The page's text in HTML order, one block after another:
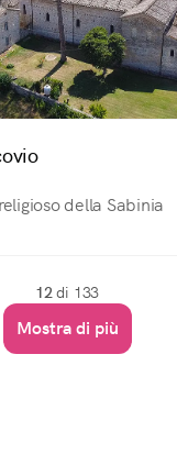
della Sabinia
12di 133
Mostra di più